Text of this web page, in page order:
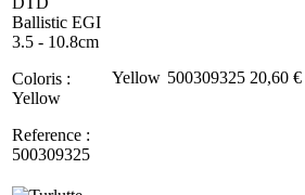
Coloris :
Yellow
Reference :
500309325
Yellow 500309325 20,60 €